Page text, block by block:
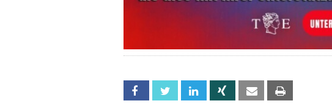
Facebook Twitter Linkedin Xing Email